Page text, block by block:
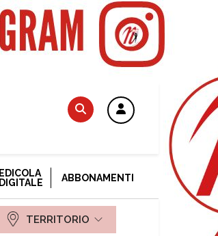
EDICOLA
DIGITALE
ABBONAMENTI
TERRITORIO